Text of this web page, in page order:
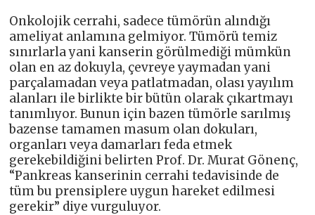
Onkolojik cerrahi, sadece tümörün alındığı
ameliyat anlamına gelmiyor. Tümörü temiz
sınırlarla yani kanserin görülmediği mümkün
olan en az dokuyla, çevreye yaymadan yani
parçalamadan veya patlatmadan, olası yayılım
alanları ile birlikte bir bütün olarak çıkartmayı
tanımlıyor. Bunun için bazen tümörle sarılmış
bazense tamamen masum olan dokuları,
organları veya damarları feda etmek
gerekebildiğini belirten Prof. Dr. Murat Gönenç,
“Pankreas kanserinin cerrahi tedavisinde de
tüm bu prensiplere uygun hareket edilmesi
gerekir” diye vurguluyor.